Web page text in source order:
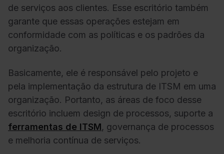
de serviços aos clientes. Esse escritório também
garante que essas operações estejam em
conformidade com as políticas e os padrões da
organização.
Basicamente, ele é responsável pelo projeto e
pela implementação da estrutura de ITSM em uma
organização. Portanto, as áreas de foco desse
escritório incluem design de processos, suporte a
ferramentas de ITSM, governança de processos
e melhoria contínua de serviços.